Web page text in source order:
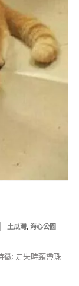
土瓜灣, 海心公園
徵: 走失時頸帶珠